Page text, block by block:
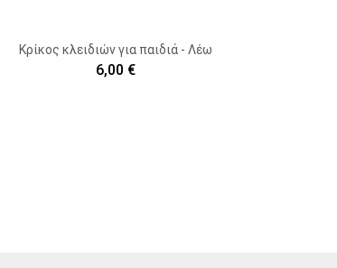
Κρίκος κλειδιών για παιδιά - Λέω
6,00 €